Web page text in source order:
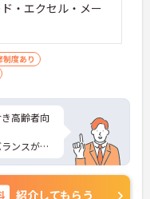
・エクセル・メー
制度あり
高齢者向
ンスが叶
るので、
紹介してもらう